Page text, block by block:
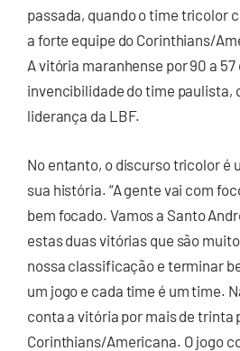
passada, quando o time tricolor
a forte equipe do Corinthians/
A vitória maranhense por 90 a 57
invencibilidade do time paulista,
liderança da LBF.
No entanto, o discurso tricolor é
sua história. “A gente vai com
bem focado. Vamos a Santo
estas duas vitórias que são
nossa classificação e terminar
um jogo e cada time é um time.
conta a vitória por mais de trinta
Corinthians/Americana. O jogo